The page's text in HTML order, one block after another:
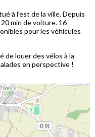
à l'est de la ville. Depuis
20 min de voiture. 16
pour les véhicules
de louer des vélos à la
en perspective !